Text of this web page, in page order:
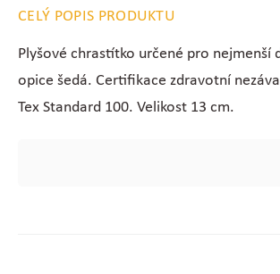
CELÝ POPIS PRODUKTU
Plyšové chrastítko určené pro nejmenší
opice šedá. Certifikace zdravotní
Tex Standard 100. Velikost 13 cm.